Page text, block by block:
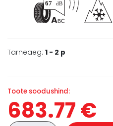
Tarneaeg: 1 - 2 p
Toote soodushind:
683.77 €